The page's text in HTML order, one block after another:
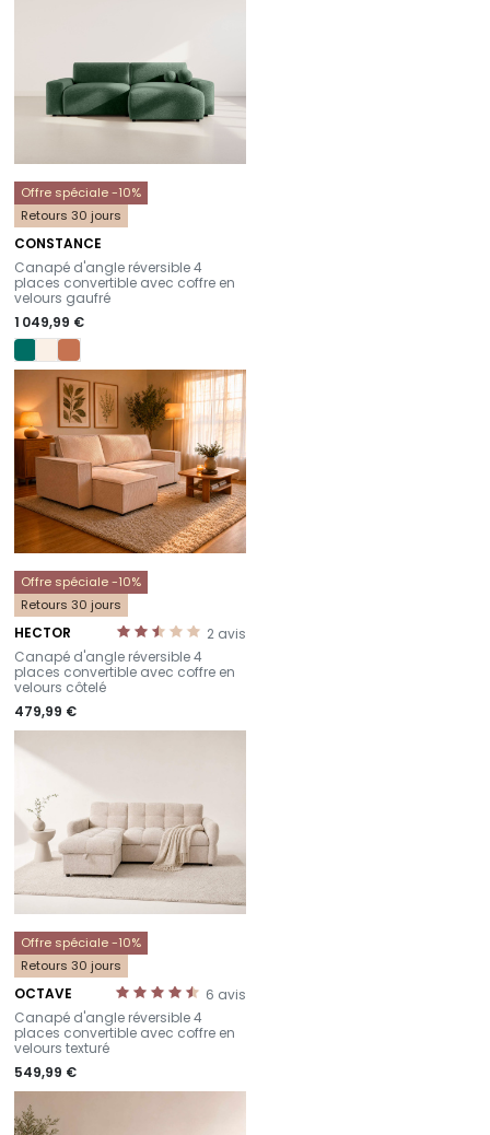
Offre spéciale -10%
Retours 30 jours
CONSTANCE
-
Canapé d'angle réversible 4
places convertible avec coffre en
velours gaufré
1 049,99 €
Offre spéciale -10%
Retours 30 jours
2 avis
HECTOR
-
Canapé d'angle réversible 4
places convertible avec coffre en
velours côtelé
479,99 €
Offre spéciale -10%
Retours 30 jours
6 avis
OCTAVE
-
Canapé d'angle réversible 4
places convertible avec coffre en
velours texturé
549,99 €